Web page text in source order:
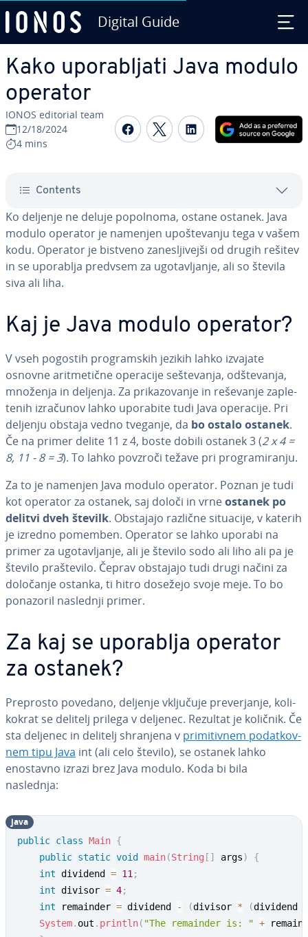
Digital Guide
Kako upo­ra­blja­ti Java modulo
operator
IONOS editorial team
12/18/2024
4 mins
Share on Facebook
Share on Twitter
Share on
Contents
Ko deljenje ne deluje popolnoma, ostane ostanek. Java
modulo operator je namenjen upo­šte­va­nju tega v vašem
kodu. Operator je bistveno za­ne­slji­vej­ši od drugih rešitev
in se uporablja predvsem za ugo­ta­vlja­nje, ali so števila
siva ali liha.
Kaj je Java modulo operator?
V vseh pogostih pro­gram­skih jezikih lahko izvajate
osnovne arit­me­tič­ne operacije se­šte­va­nja, od­šte­va­nja,
množenja in deljenja. Za pri­ka­zo­va­nje in reševanje za­ple­
te­nih izračunov lahko uporabite tudi Java operacije. Pri
deljenju obstaja vedno tveganje, da bo ostalo ostanek.
Če na primer delite 11 z 4, boste dobili ostanek 3 (2 x 4 =
8, 11 - 8 = 3). To lahko povzroči težave pri pro­gra­mi­ra­nju.
Za to je namenjen Java modulo operator. Poznan je tudi
kot operator za ostanek, saj določi in vrneostanek po
delitvi dveh številk. Obstajajo različne situacije, v katerih
je izredno pomemben. Operator se lahko uporabi na
primer za ugo­ta­vlja­nje, ali je število sodo ali liho ali pa je
število pra­šte­vi­lo. Čeprav obstajajo tudi drugi načini za
določanje ostanka, ti hitro dosežejo svoje meje. To bo
ponazoril naslednji primer.
Za kaj se uporablja operator
za ostanek?
Preprosto povedano, deljenje vključuje pre­ver­ja­nje, ko­li­
ko­krat se delitelj prilega v deljenec. Rezultat je količnik. Če
sta deljenec in delitelj shranjena v pri­mi­tiv­nem po­dat­kov­
nem tipu Java int (ali celo število), se ostanek lahko
enostavno izrazi brez Java modulo. Koda bi bila
naslednja:
public class Main {
public static void main(String [ ] args)
{
int dividend = 11 ;
int divisor = 4;
int remainder = dividend - (divisor * (dividend
System. out . println( "The remainder is: " +
java